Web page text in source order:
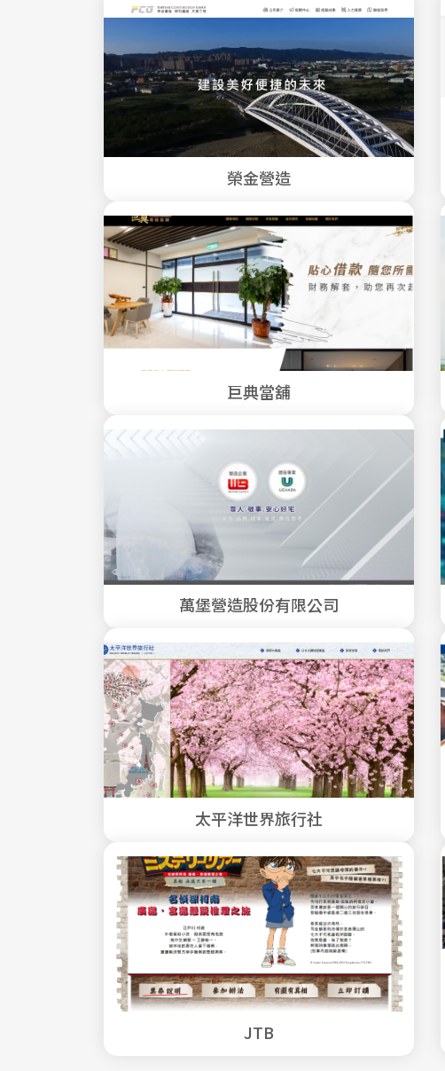
榮金營造
巨典當舖
萬堡營造股份有限公司
太平洋世界旅行社
JTB